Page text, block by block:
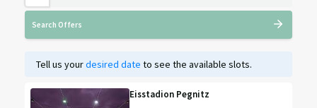
Search Offers
Tell us yourdesired date to see the available slots.
Eisstadion Pegnitz